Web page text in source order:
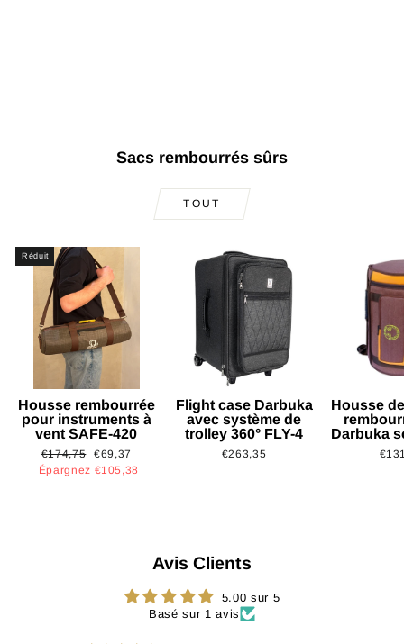
Sacs rembourrés sûrs
TOUT
Réduit
Housse rembourrée
pour instruments à
vent SAFE-420
Prix
régulier
€174,75
Prix
réduit
€69,37
Épargnez €105,38
Flight case Darbuka
avec système de
trolley 360° FLY-4
€263,35
Housse
Darbuka
Avis Clients
5.00 sur 5
Basé sur 1 avis